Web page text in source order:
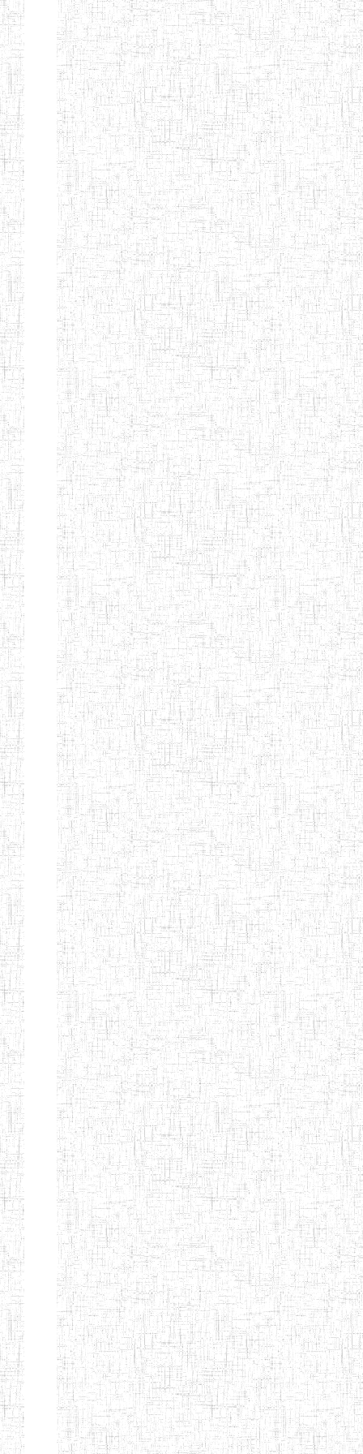
Afficher Page 9 sur 13 Total: 307
Début Préc. 4 5 6 7 8
9
13
Suivant Fin
ENIEG
MODERNE
SAINTE MARIE
04/08/2010 ENIEG
ENIEG PRIVEE
BILINGUE LES
BOSONS
04/08/2010 ENIEG
ENIEG BILINGUE
LE NORMALIEN
CITOYEN
01/08/2014 ENIEG
ENIEG BILINGUE
CLAIRE
FONTAINE
03/10/2012 ENIEG
ENIEG BILINGUE
LA COURONNE
25/06/2014 ENIEG
ENIET BILINGUE
LA
PERFORMANCE
06/01/2014 ENIET
ENIET PRIVEE
LES FERMIONS
25/07/2013 ENIET
ENIET PRIVEE DE
L'OUEST
17/04/2014 ENIET
ENIET LE
NORMALIEN
CITOYEN
30/10/2014 ENIET
ENIEG PRIVEE
L'ARCHE DES
PHOTONS
04/08/2010 ENIEG
ECOLE DE
FORMATION
DES
INSTITUTEURS
ST ANDRE
30/11/2004 ENIEG
ENIEG PRIVEE
LAIQUE
PEKEKUE
04/06/2015 ENIEG
Etablissements
d'enseignement
secondaire
technique